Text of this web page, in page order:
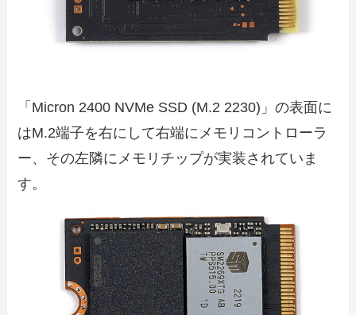
「Micron 2400 NVMe SSD (M.2 2230)」の表面に
はM.2端子を右にして右端にメモリコントローラ
ー、その左隣にメモリチップが実装されていま
す。